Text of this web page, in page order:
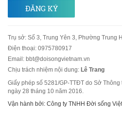
ĐĂNG KÝ
Trụ sở: Số 3, Trung Yên 3, Phường Trung
Điện thoại: 0975780917
Email : bbt@doisongvietnam.vn
Chịu trách nhiệm nội dung: Lê Trang
Giấy phép số 5281/GP-TTĐT do Sở
ngày 28 tháng 10 năm 2016.
Vận hành bởi: Công ty TNHH Đời sống